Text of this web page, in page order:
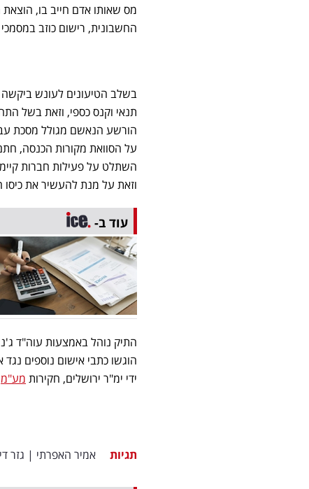
מס שאותו אדם חייב בו,
החשבונית, רישום כוזב
תנאי וקנס כספי, וזאת בשל
הורשע הנאשם מגולל מסכת
על הסוואת מקורות הכנסה,
השתלט על פעילות חברות
וזאת על מנת להעשיר את
עוד ב-
התיק נוהל באמצעות עוה"ד
הוגשו כתבי אישום נוספים
ידי ימ"ר ירושלים, חקירות מע"מ
תגיות אמיר האפרתי | גזר